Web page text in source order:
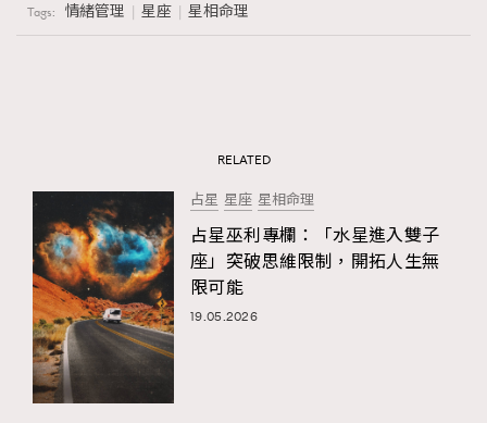
Tags: 情緒管理 星座 星相命理
RELATED
占星 星座 星相命理
占星巫利專欄：「水星進入雙子
座」突破思維限制，開拓人生無
限可能
19.05.2026